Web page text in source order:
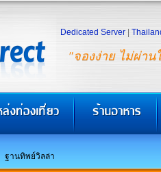
"จองง่าย ไม่ผ่าน
Dedicated Server
ฐานทิพย์วิลล่า